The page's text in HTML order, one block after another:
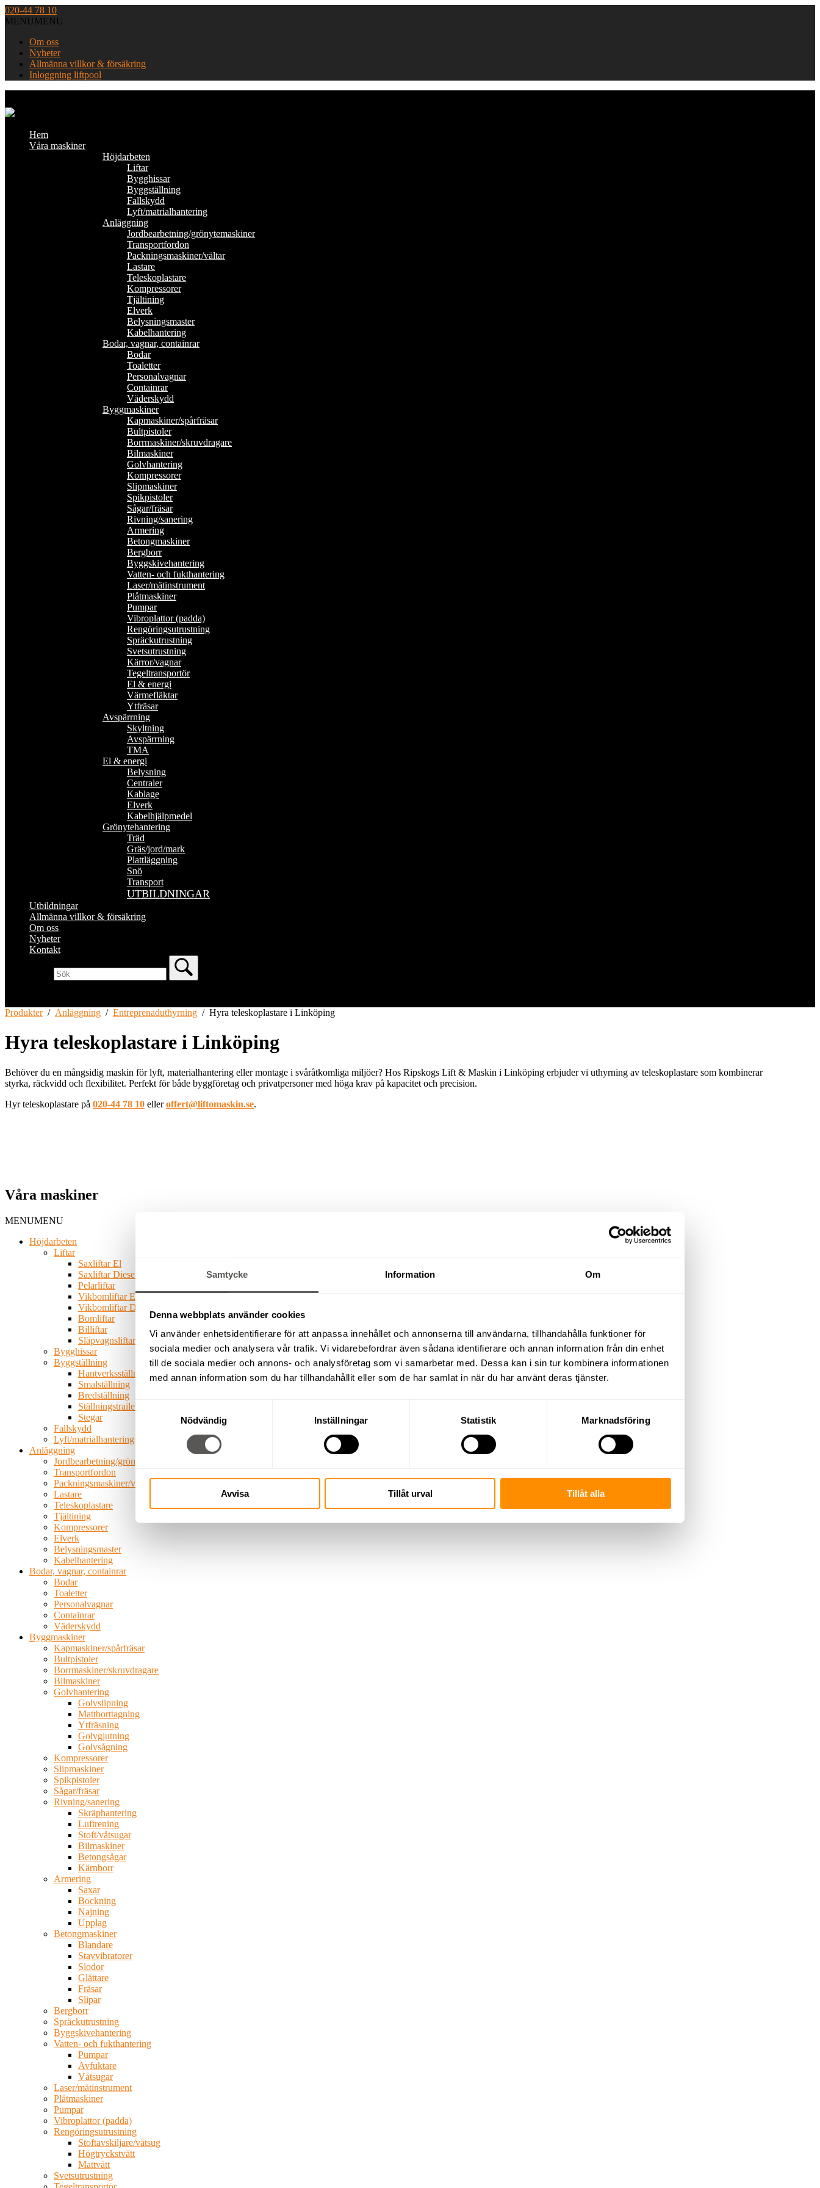
Samtycke Information Om
Denna webbplats använder cookies
Vi använder enhetsidentifierare för att anpassa innehållet och annonserna till användarna, tillhandahålla funktioner för
sociala medier och analysera vår trafik. Vi vidarebefordrar även sådana identifierare och annan information från din enhet
till de sociala medier och annons- och analysföretag som vi samarbetar med. Dessa kan i sin tur kombinera informationen
med annan information som du har tillhandahållit eller som de har samlat in när du har använt deras tjänster.
Samtyckesval
Nödvändig
Inställningar Statistik Marknadsföring
Avvisa Tillåt urval Tillåt alla
Skip
to
020-44 78 10
MENUMENU
Om oss
Nyheter
Allmänna villkor & försäkring
Inloggning liftpool
Hem
Våra maskiner
Höjdarbeten
Liftar
Bygghissar
Byggställning
Fallskydd
Lyft/matrialhantering
Anläggning
Jordbearbetning/grönytemaskiner
Transportfordon
Packningsmaskiner/vältar
Lastare
Teleskoplastare
Kompressorer
Tjältining
Elverk
Belysningsmaster
Kabelhantering
Bodar, vagnar, containrar
Bodar
Toaletter
Personalvagnar
Containrar
Väderskydd
Byggmaskiner
Kapmaskiner/spårfräsar
Bultpistoler
Borrmaskiner/skruvdragare
Bilmaskiner
Golvhantering
Kompressorer
Slipmaskiner
Spikpistoler
Sågar/fräsar
Rivning/sanering
Armering
Betongmaskiner
Bergborr
Byggskivehantering
Vatten- och fukthantering
Laser/mätinstrument
Plåtmaskiner
Pumpar
Vibroplattor (padda)
Rengöringsutrustning
Spräckutrustning
Svetsutrustning
Kärror/vagnar
Tegeltransportör
El & energi
Värmefläktar
Ytfräsar
Avspärrning
Skyltning
Avspärrning
TMA
El & energi
Belysning
Centraler
Kablage
Elverk
Kabelhjälpmedel
Grönytehantering
Träd
Gräs/jord/mark
Plattläggning
Snö
Transport
UTBILDNINGAR
Utbildningar
Allmänna villkor & försäkring
Om oss
Nyheter
Kontakt
Produkter/ Anläggning / Entreprenaduthyrning / Hyra teleskoplastare i Linköping
Hyra teleskoplastare i Linköping
Behöver du en mångsidig maskin för lyft, materialhantering eller montage i svåråtkomliga miljöer? Hos Ripskogs Lift & Maskin i Linköping erbjuder vi uthyrning av teleskoplastare som kombinerar
styrka, räckvidd och flexibilitet. Perfekt för både byggföretag och privatpersoner med höga krav på kapacitet och precision.
Hyr teleskoplastare på 020-44 78 10 elleroffert@liftomaskin.se.
Våra maskiner
MENUMENU
Höjdarbeten
Liftar
Saxliftar El
Saxliftar Diesel
Pelarliftar
Vikbomliftar El
Vikbomliftar Diesel
Bomliftar
Billiftar
Släpvagnsliftar
Bygghissar
Byggställning
Hantverksställning
Smalställning
Bredställning
Ställningstrailer
Stegar
Fallskydd
Lyft/matrialhantering
Anläggning
Jordbearbetning/grönytemaskiner
Transportfordon
Packningsmaskiner/vältar
Lastare
Teleskoplastare
Tjältining
Kompressorer
Elverk
Belysningsmaster
Kabelhantering
Bodar, vagnar, containrar
Bodar
Toaletter
Personalvagnar
Containrar
Väderskydd
Byggmaskiner
Kapmaskiner/spårfräsar
Bultpistoler
Borrmaskiner/skruvdragare
Bilmaskiner
Golvhantering
Golvslipning
Mattborttagning
Ytfräsning
Golvgjutning
Golvsågning
Kompressorer
Slipmaskiner
Spikpistoler
Sågar/fräsar
Rivning/sanering
Skräphantering
Luftrening
Stoft/våtsugar
Bilmaskiner
Betongsågar
Kärnborr
Armering
Saxar
Bockning
Najning
Upplag
Betongmaskiner
Blandare
Stavvibratorer
Slodor
Glättare
Fräsar
Slipar
Bergborr
Spräckutrustning
Byggskivehantering
Vatten- och fukthantering
Pumpar
Avfuktare
Våtsugar
Laser/mätinstrument
Plåtmaskiner
Pumpar
Vibroplattor (padda)
Rengöringsutrustning
Stoftavskiljare/våtsug
Högtryckstvätt
Mattvätt
Svetsutrustning